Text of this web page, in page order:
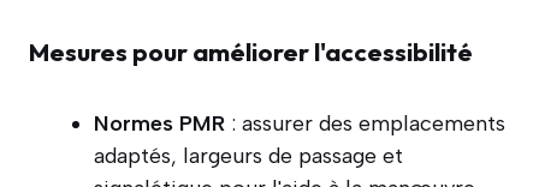
Mesures pour améliorer l'accessibilité
Normes PMR : assurer des emplacements
adaptés, largeurs de passage et